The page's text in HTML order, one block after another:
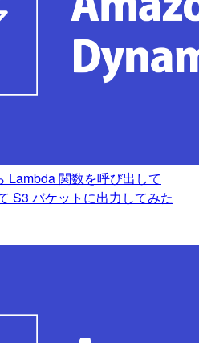
Lambda 関数を呼び出して
S3 バケットに出力してみた